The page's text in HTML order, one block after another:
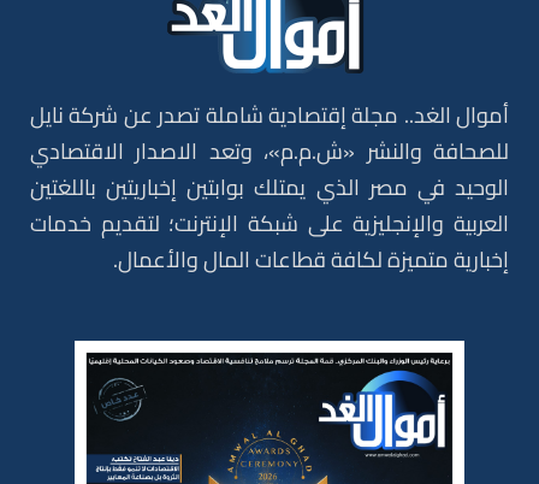
أموال الغد.. مجلة إقتصادية شاملة تصدر عن شركة نايل
للصحافة والنشر «ش.م.م»، وتعد الاصدار الاقتصادي
الوحيد في مصر الذي يمتلك بوابتين إخباريتين باللغتين
العربية والإنجليزية على شبكة الإنترنت؛ لتقديم خدمات
إخبارية متميزة لكافة قطاعات المال والأعمال.